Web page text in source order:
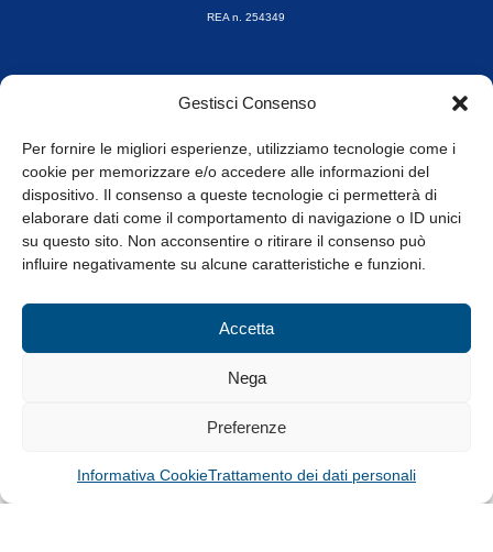
Gestisci Consenso
Per fornire le migliori esperienze, utilizziamo tecnologie come i
cookie per memorizzare e/o accedere alle informazioni del
dispositivo. Il consenso a queste tecnologie ci permetterà di
elaborare dati come il comportamento di navigazione o ID unici
su questo sito. Non acconsentire o ritirare il consenso può
influire negativamente su alcune caratteristiche e funzioni.
Accetta
Nega
Preferenze
Informativa CookieTrattamento dei dati personali
REA n. 254349
Orari di apertura
8.30-13.00 / 14.00-17.30
Whistleblowing
© Tutti i diritti riservati
Privacy Policy e Cookie|Informativa Cookie